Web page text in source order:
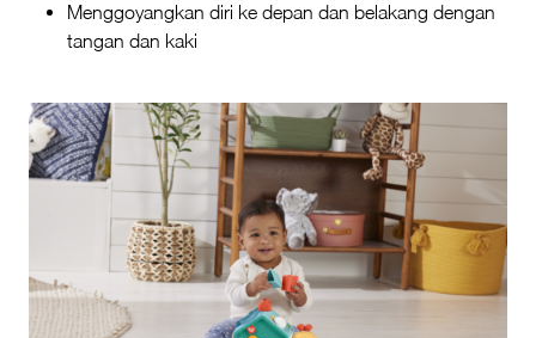
Menggoyangkan diri ke depan dan belakang dengan
tangan dan kaki